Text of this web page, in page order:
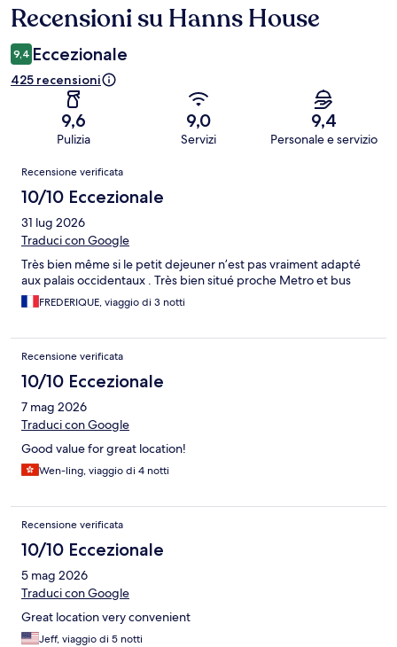
Recensioni
Recensioni su Hanns House
9,4 Eccezionale
425 recensioni
9,6
Pulizia
9,0
Servizi
9,4
Personale e servizio
Recensioni
Recensione verificata
10/10 Eccezionale
31 lug 2026
Traduci con Google
Très bien même si le petit dejeuner n’est pas vraiment adapté
aux palais occidentaux . Très bien situé proche Metro et bus
FREDERIQUE, viaggio di 3 notti
Recensione verificata
10/10 Eccezionale
7 mag 2026
Traduci con Google
Good value for great location!
Wen-ling, viaggio di 4 notti
Recensione verificata
10/10 Eccezionale
5 mag 2026
Traduci con Google
Great location very convenient
Jeff, viaggio di 5 notti